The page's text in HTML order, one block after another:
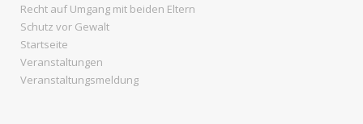
Recht auf Umgang mit beiden Eltern
Schutz vor Gewalt
Startseite
Veranstaltungen
Veranstaltungsmeldung